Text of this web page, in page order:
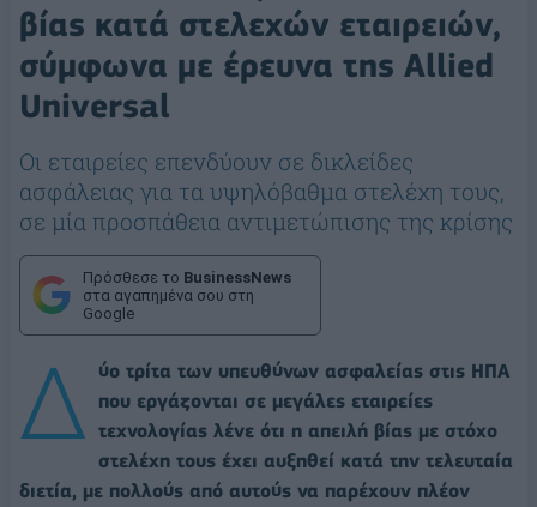
βίας κατά στελεχών εταιρειών,
σύμφωνα με έρευνα της Allied
Universal
Οι εταιρείες επενδύουν σε δικλείδες
ασφάλειας για τα υψηλόβαθμα στελέχη τους,
σε μία προσπάθεια αντιμετώπισης της κρίσης
Πρόσθεσε το BusinessNews
στα αγαπημένα σου στη
Google
Δ
ύο τρίτα των υπευθύνων ασφαλείας στις ΗΠΑ
που εργάζονται σε μεγάλες εταιρείες
τεχνολογίας λένε ότι η απειλή βίας με στόχο
στελέχη τους έχει αυξηθεί κατά την τελευταία
διετία, με πολλούς από αυτούς να παρέχουν πλέον